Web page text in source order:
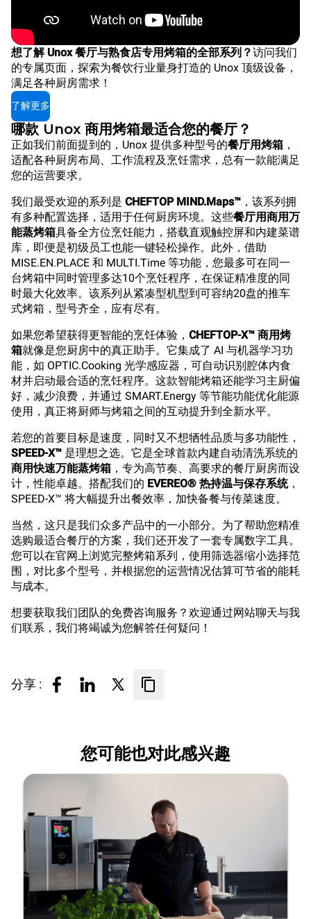
想了解 Unox 餐厅与熟食店专用烤箱的全部系列？访问我们
的专属页面，探索为餐饮行业量身打造的 Unox 顶级设备，
满足各种厨房需求！
了解更多
哪款 Unox 商用烤箱最适合您的餐厅？
正如我们前面提到的，Unox 提供多种型号的餐厅用烤箱 ，
适配各种厨房布局、工作流程及烹饪需求，总有一款能满足
您的运营要求。
我们最受欢迎的系列是 CHEFTOP MIND.Maps™ ，该系列拥
有多种配置选择，适用于任何厨房环境。这些餐厅用商用万
能蒸烤箱具备全方位烹饪能力，搭载直观触控屏和内建菜谱
库，即便是初级员工也能一键轻松操作。此外，借助
MISE.EN.PLACE 和 MULTI.Time 等功能，您最多可在同一
台烤箱中同时管理多达10个烹饪程序，在保证精准度的同
时最大化效率。该系列从紧凑型机型到可容纳20盘的推车
式烤箱，型号齐全，应有尽有。
如果您希望获得更智能的烹饪体验， CHEFTOP-X™ 商用烤
箱就像是您厨房中的真正助手。它集成了 AI 与机器学习功
能，如 OPTIC.Cooking 光学感应器，可自动识别腔体内食
材并启动最合适的烹饪程序。这款智能烤箱还能学习主厨偏
好，减少浪费，并通过 SMART.Energy 等节能功能优化能源
使用，真正将厨师与烤箱之间的互动提升到全新水平。
若您的首要目标是速度，同时又不想牺牲品质与多功能性，
SPEED-X™ 是理想之选。它是全球首款内建自动清洗系统的
商用快速万能蒸烤箱 ，专为高节奏、高要求的餐厅厨房而设
计，性能卓越。搭配我们的 EVEREO® 热持温与保存系统，
SPEED-X™ 将大幅提升出餐效率，加快备餐与传菜速度。
当然，这只是我们众多产品中的一小部分。为了帮助您精准
选购最适合餐厅的方案，我们还开发了一套专属数字工具。
您可以在官网上浏览完整烤箱系列，使用筛选器缩小选择范
围，对比多个型号，并根据您的运营情况估算可节省的能耗
与成本。
想要获取我们团队的免费咨询服务？欢迎通过网站聊天与我
们联系，我们将竭诚为您解答任何疑问！
分享 :
您可能也对此感兴趣